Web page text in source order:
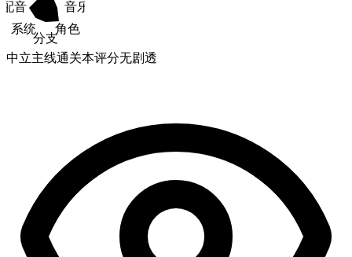
音乐
角色
分支
系统
配音
中立主线通关本评分无剧透